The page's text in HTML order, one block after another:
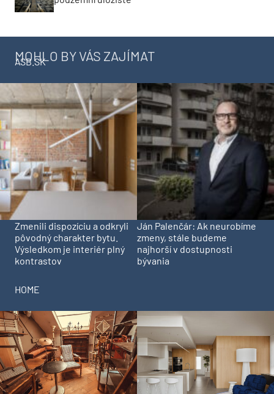
MOHLO BY VÁS ZAJÍMAT
ASB.SK
Zmenili dispozíciu a odkryli
pôvodný charakter bytu.
Výsledkom je interiér plný
kontrastov
Ján Palenčár: Ak neurobíme
zmeny, stále budeme
najhorší v dostupnosti
bývania
HOME